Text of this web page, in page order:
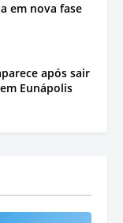
em nova fase
após sair
Eunápolis